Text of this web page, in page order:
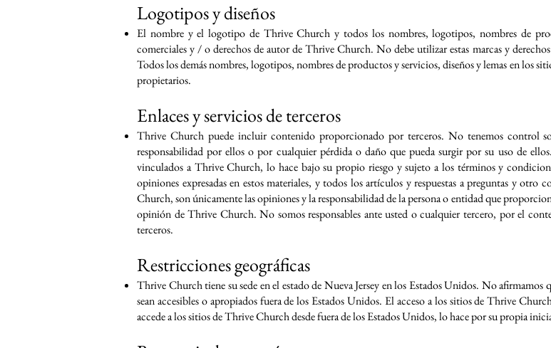
Logotipos y diseños
El nombre y el logotipo de Thrive Church y todos los nombres, logotipos, nombres de
comerciales y / o derechos de autor de Thrive Church. No debe utilizar estas marcas y
Todos los demás nombres, logotipos, nombres de productos y servicios, diseños y lemas en los
propietarios.
Enlaces y servicios de terceros
Thrive Church puede incluir contenido proporcionado por terceros. No tenemos control
responsabilidad por ellos o por cualquier pérdida o daño que pueda surgir por su uso de
vinculados a Thrive Church, lo hace bajo su propio riesgo y sujeto a los términos y
opiniones expresadas en estos materiales, y todos los artículos y respuestas a preguntas y
Church, son únicamente las opiniones y la responsabilidad de la persona o entidad que
opinión de Thrive Church. No somos responsables ante usted o cualquier tercero, por el
terceros.
Restricciones geográficas
Thrive Church tiene su sede en el estado de Nueva Jersey en los Estados Unidos. No
sean accesibles o apropiados fuera de los Estados Unidos. El acceso a los sitios de Thrive
accede a los sitios de Thrive Church desde fuera de los Estados Unidos, lo hace por su propia